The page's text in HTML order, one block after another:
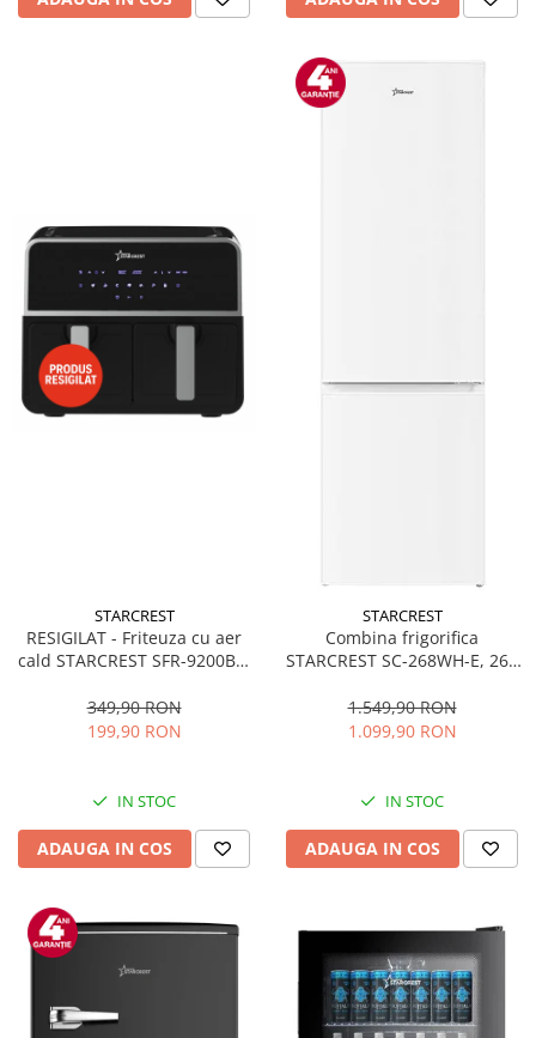
STARCREST
RESIGILAT - Friteuza cu aer
cald STARCREST SFR-9200BK,
Termostat 80 - 200 °C, 8
programe predefinite, Negru
349,90 RON
199,90 RON
IN STOC
ADAUGA IN COS
STARCREST
Combina frigorifica
STARCREST SC-268WH-E, 268
Termostat reglabil, Iluminare
LED, Picioare ajustabile, Usi
1.549,90 RON
1.099,90 RON
IN STOC
ADAUGA IN COS